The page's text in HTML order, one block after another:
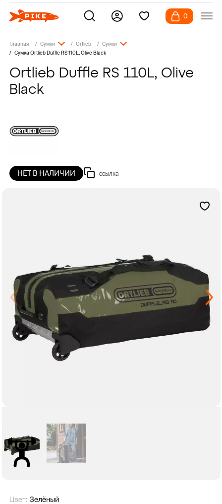
0
Главная Сумки Ortlieb
Сумки
Сумка Ortlieb Duffle RS 110L, Olive Black
Ortlieb Duffle RS 110L, Olive
Black
НЕТ В НАЛИЧИИ ссылка
Цвет: Зелёный